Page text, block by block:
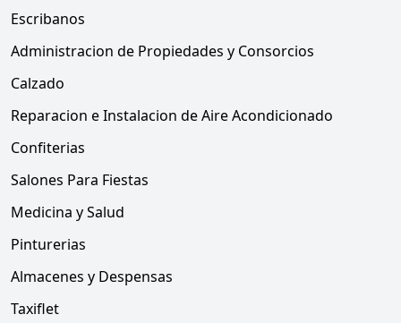
Escribanos
Administracion de Propiedades y Consorcios
Calzado
Reparacion e Instalacion de Aire Acondicionado
Confiterias
Salones Para Fiestas
Medicina y Salud
Pinturerias
Almacenes y Despensas
Taxiflet